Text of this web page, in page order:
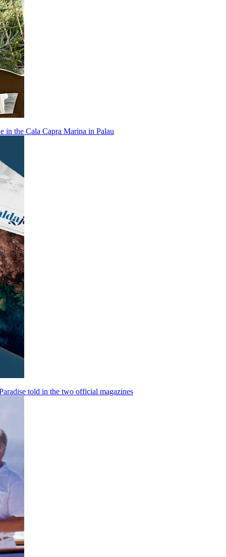
in the Cala Capra Marina in Palau
told in the two official magazines